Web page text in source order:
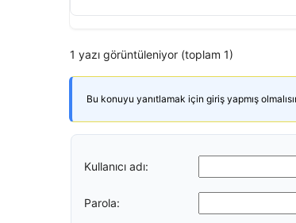
1 yazı görüntüleniyor (toplam 1)
Bu konuyu yanıtlamak için giriş yapmış
Kullanıcı adı:
Parola: